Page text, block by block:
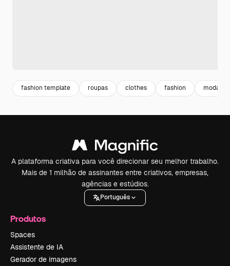
fashion template roupas clothes fashion moda
A plataforma criativa para você direcionar seu melhor trabalho.
Mais de 1 milhão de assinantes entre criativos, empresas,
agências e estúdios.
Português
Produtos
Spaces
Assistente de IA
Gerador de imagens